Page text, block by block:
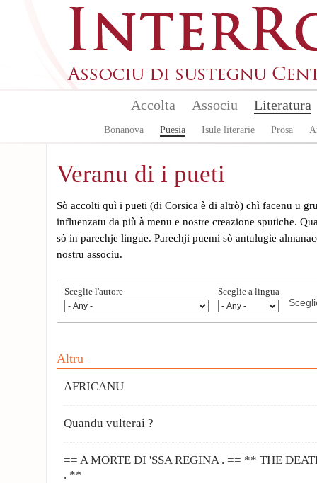
Accolta Associu Literatura
Bonanova Puesia Isule literarie Prosa
Veranu di i pueti
Sò accolti quì i pueti (di Corsica è di altrò) chì facenu u
influenzatu da più à menu e nostre creazione sputiche.
sò in parechje lingue. Parechji puemi sò antulugie
nostru associu.
Sceglie l'autore Sceglie a lingua
Altru
AFRICANU
Quandu vulterai ?
== A MORTE DI 'SSA REGINA . == ** THE
. **